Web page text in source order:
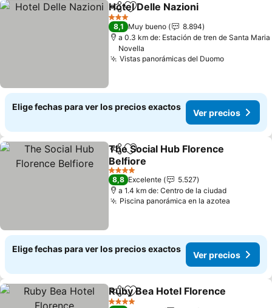
CompartirAgregar a favoritos
Hotel Delle Nazioni
3 Estrellas
8,1 Muy bueno
8.894
a 0.3 km de: Estación de tren de Santa Maria
Novella
Vistas panorámicas del DuomoVer
Elige fechas para ver los precios exactos
Ver precios
Compartir
Agregar a favoritos
The Social Hub Florence
Belfiore
Ver precios
4 Estrellas
8,8 Excelente
5.527
a 1.4 km de: Centro de la ciudad
Piscina panorámica en la azotea
Elige fechas para ver los precios exactos
Ver precios
CompartirAgregar a favoritos
Ruby Bea Hotel Florence
4 Estrellas